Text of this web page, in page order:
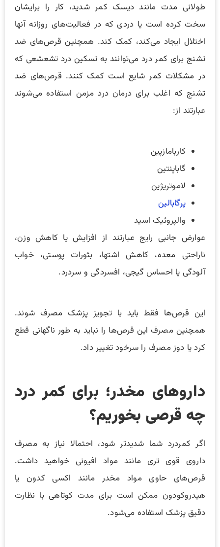
طولانی مدت مانند دیسک کمر شدید، کار را برایشان
سخت کرده است یا دردی که در فعالیت‌های روزانه آنها
اختلال ایجاد می‌کند، کمک کند. همچنین قرص‌های ضد
تشنج برای کمر درد می‌توانند به تسکین درد تشعشعی که
در مشکلات کمر شایع است کمک کنند. قرص‌های ضد
تشنج که اغلب برای درمان درد مزمن استفاده می‌شوند
عبارتند از:
کاربامازپین
گاباپنتین
لاموتریژین
پرگابالین
والپروئیک اسید
عوارض جانبی رایج عبارتند از افزایش یا کاهش وزن،
ناراحتی معده، کاهش اشتها، بثورات پوستی، خواب
آلودگی یا احساس گیجی، افسردگی و سردرد.
این قرص‌ها فقط باید با تجویز پزشک مصرف شوند.
همچنین مصرف این قرص‌ها را نباید به طور ناگهانی قطع
کرد یا دوز مصرف را سرخود تغییر داد.
داروهای مخدر؛ برای کمر درد
چه قرصی بخوریم؟
اگر کمردرد شما شدیدتر شود، احتمالا نیاز به مصرف
داروی قوی تری مانند مواد افیونی خواهید داشت.
قرص‌های حاوی مواد مخدر مانند اکسی کدون یا
هیدروکودون ممکن است برای مدت کوتاهی با نظارت
دقیق پزشک استفاده می‌شود.